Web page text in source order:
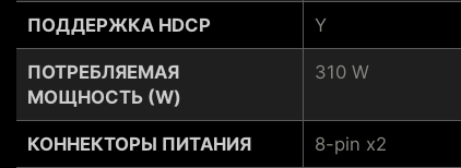
ПОДДЕРЖКА HDCP
ПОТРЕБЛЯЕМАЯ
МОЩНОСТЬ (W)
КОННЕКТОРЫ ПИТАНИЯ
Y
310 W
8-pin x2